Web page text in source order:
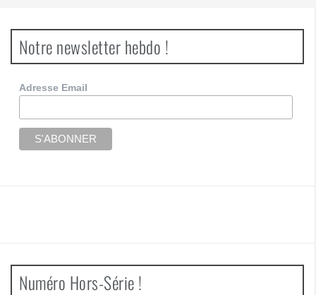
Notre newsletter hebdo !
Adresse Email
Numéro Hors-Série !